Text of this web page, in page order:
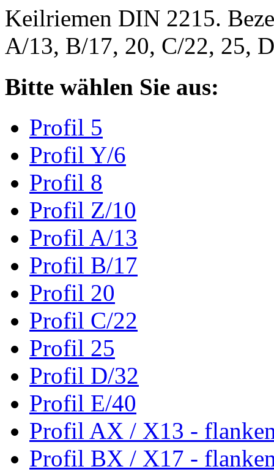
Keilriemen DIN 2215.
A/13, B/17, 20, C/22, 25,
Bitte wählen Sie aus:
Profil 5
Profil Y/6
Profil 8
Profil Z/10
Profil A/13
Profil B/17
Profil 20
Profil C/22
Profil 25
Profil D/32
Profil E/40
Profil AX / X13 -
Profil BX / X17 -